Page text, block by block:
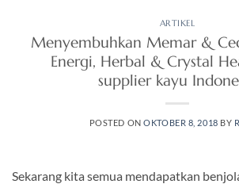
ARTIKEL
Menyembuhkan Memar &
Energi, Herbal & Crystal
supplier kayu
POSTED ONOKTOBER 8, 2018 BY
Sekarang kita semua mendapatkan